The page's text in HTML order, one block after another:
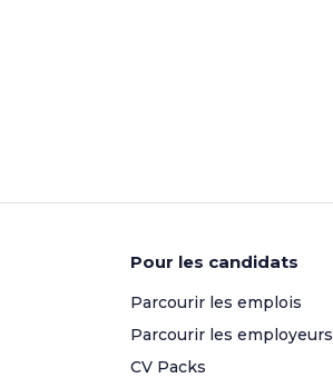
Pour les candidats
Parcourir les emplois
Parcourir les employeurs
CV Packs